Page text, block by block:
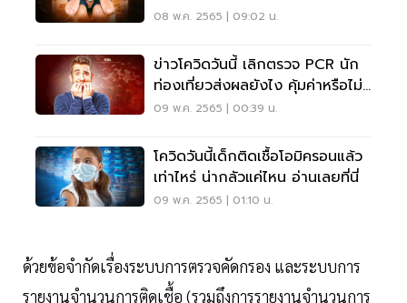
08 พ.ค. 2565 | 09:02 น.
ข่าวโควิดวันนี้ เลิกตรวจ PCR นัก
ท่องเที่ยวส่งผลยังไง คุ้มค่าหรือไม่
อ่านเลย
09 พ.ค. 2565 | 00:39 น.
โควิดวันนี้เด็กติดเชื้อโอมิครอนแล้ว
เท่าไหร่ น่ากลัวแค่ไหน อ่านเลยที่นี่
09 พ.ค. 2565 | 01:10 น.
ด้วยข้อจำกัดเรื่องระบบการตรวจคัดกรอง และระบบการ
รายงานจำนวนการติดเชื้อ (รวมถึงการรายงานจำนวนการ